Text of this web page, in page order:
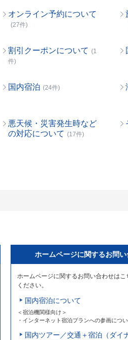
オンライン予約について
(27件)
割引クーポンについて (1
件)
国内宿泊 (24件)
悪天候・災害発生時など
の対応について (17件)
ホームページに関するお問
ホームページに関するお問い合わせはこ
ください。
国内宿泊について
＜宿泊機関様向け＞
・インターネット宿泊プランへの参画につ
国内ツアー／交通＋宿泊（ダイ